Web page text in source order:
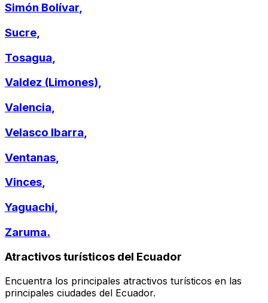
Simón Bolívar,
Sucre,
Tosagua,
Valdez (Limones),
Valencia,
Velasco Ibarra,
Ventanas
Vinces,
Yaguachi,
Zaruma.
Atractivos turísticos del Ecuador
Encuentra los principales atractivos turísticos en las
principales ciudades del Ecuador.